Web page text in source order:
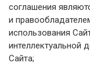
соглашения
и
использования
интеллектуальной
Сайта;